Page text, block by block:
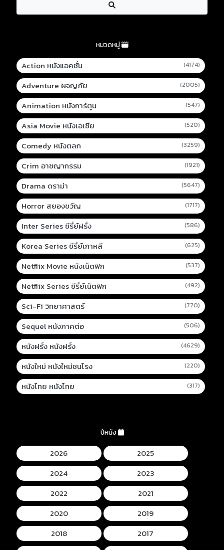
หมวดหมู่
Action หนังแอคชั่น (4174)
Adventure ผจญภัย (2005)
Animation หนังการ์ตูน (547)
Asia Movie หนังเอเชีย (520)
Comedy หนังตลก (3259)
Crim อาชญากรรม (1921)
Drama ดราม่า (5647)
Horror สยองขวัญ (1717)
Inter Series ซีรี่ย์ฝรั่ง (586)
Korea Series ซีรี่ย์เกาหลี (625)
Netflix Movie หนังเน็ตฟิก (537)
Netflix Series ซีรี่ย์เน็ตฟิก (492)
Sci-Fi วิทยาศาสตร์ (770)
Sequel หนังภาคต่อ (506)
หนังฝรั่ง หนังฝรั่ง (4629)
หนังใหม่ หนังใหม่ชนโรง (220)
หนังไทย หนังไทย (317)
ปีหนัง
2026
2025
2024
2023
2022
2021
2020
2019
2018
2017